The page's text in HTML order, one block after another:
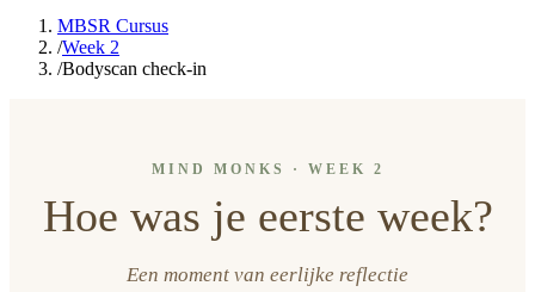
MBSR Cursus
/Week 2
/Bodyscan check-in
MIND MONKS · WEEK 2
Hoe was je eerste week?
Een moment van eerlijke reflectie